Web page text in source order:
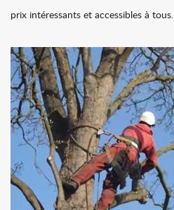
prix intéressants et accessibles à tous.